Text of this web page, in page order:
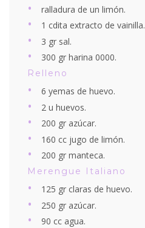
ralladura de un limón.
1 cdita extracto de vainilla.
3 gr sal.
300 gr harina 0000.
Relleno
6 yemas de huevo.
2 u huevos.
200 gr azúcar.
160 cc jugo de limón.
200 gr manteca.
Merengue Italiano
125 gr claras de huevo.
250 gr azúcar.
90 cc agua.